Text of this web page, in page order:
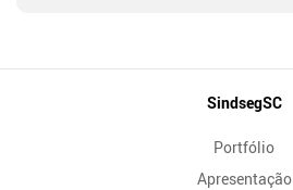
SindsegSC
Portfólio
Apresentação